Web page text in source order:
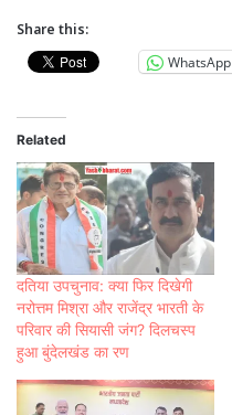
Share this:
WhatsApp
Related
दतिया उपचुनाव: क्या फिर दिखेगी
नरोत्तम मिश्रा और राजेंद्र भारती के
परिवार की सियासी जंग? दिलचस्प
हुआ बुंदेलखंड का रण